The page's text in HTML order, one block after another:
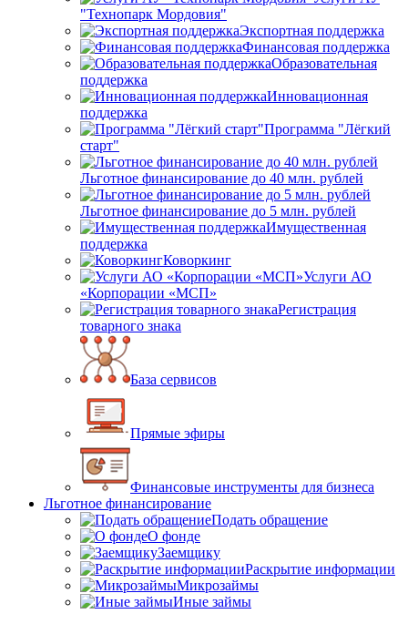
"Технопарк Мордовия"
Экспортная поддержка
Финансовая поддержка
Образовательная
поддержка
Инновационная
поддержка
Программа "Лёгкий
старт"
Льготное финансирование до 40 млн. рублей
Льготное финансирование до 5 млн. рублей
Имущественная
поддержка
Коворкинг
Услуги АО
«Корпорации «МСП»
Регистрация
товарного знака
База сервисов
Прямые эфиры
Финансовые инструменты для бизнеса
Льготное финансирование
Подать обращение
О фонде
Заемщику
Раскрытие информации
Микрозаймы
Иные займы